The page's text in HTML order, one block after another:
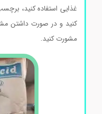
غذایی استفاده کنید،
کنید و در صورت داشتن
مشورت کنید.فروش